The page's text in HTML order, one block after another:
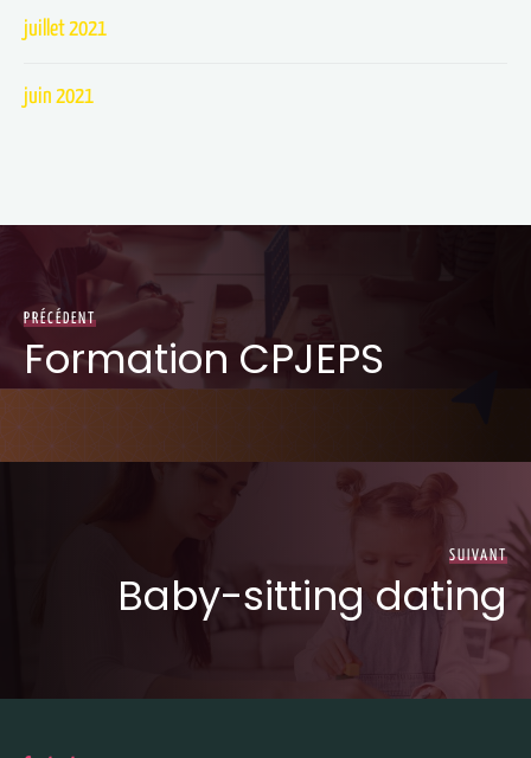
juillet 2021
juin 2021
PRÉCÉDENT
Formation CPJEPS
SUIVANT
Baby-sitting dating